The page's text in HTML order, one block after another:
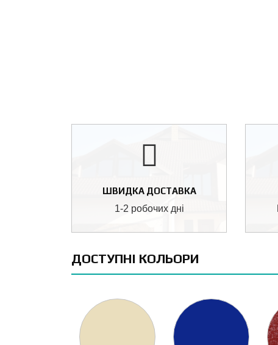
ШВИДКА ДОСТАВКА
1-2 робочих дні
ДОСТУПНІ КОЛЬОРИ